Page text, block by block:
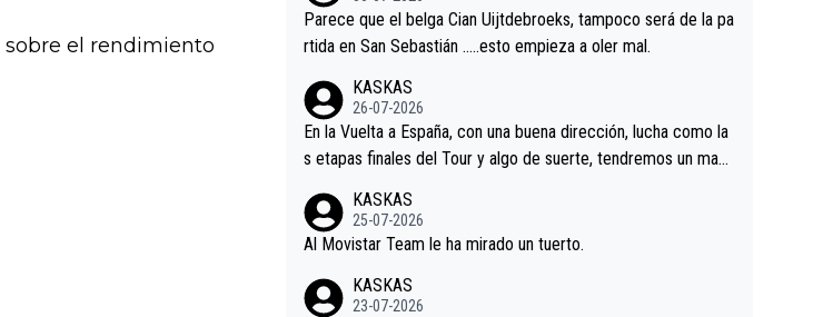
sobre el rendimiento
ebastian.Si en la Vuelta a Burgos sigue la mejoría, podríamos t
ener alguna sorpresa en la Vuelta.Ojalá.
Parece que el belga Cian Uijtdebroeks, tampoco será de la pa
rtida en San Sebastián …..esto empieza a oler mal.
KASKAS
26-07-2026
En la Vuelta a España, con una buena dirección, lucha como la
s etapas finales del Tour y algo de suerte, tendremos un magn
KASKAS
25-07-2026
Al Movistar Team le ha mirado un tuerto.
KASKAS
23-07-2026